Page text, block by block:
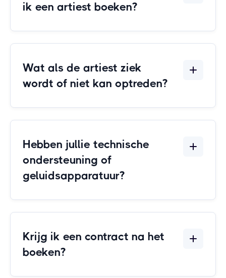
ik een artiest boeken?
Wat als de artiest ziek
wordt of niet kan optreden?
Hebben jullie technische
ondersteuning of
geluidsapparatuur?
Krijg ik een contract na het
boeken?